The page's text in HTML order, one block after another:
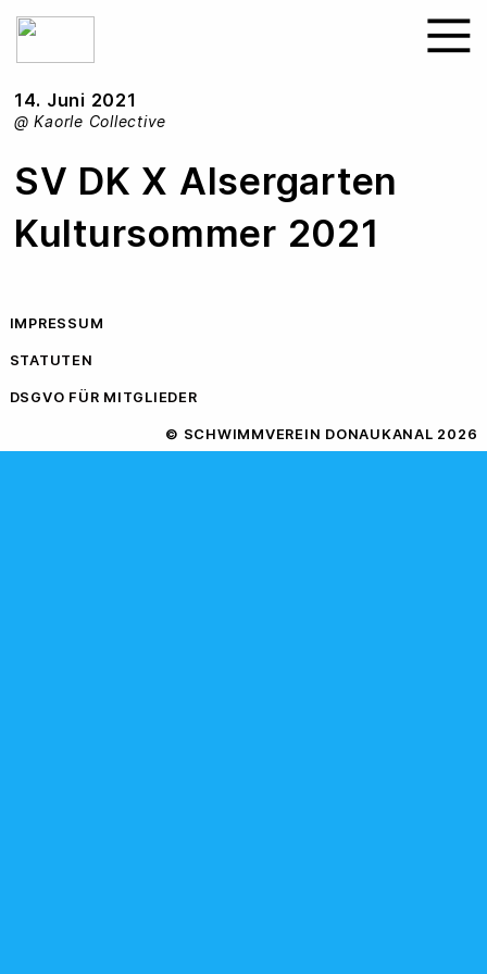
︎
14. Juni 2021
@ Kaorle Collective
SV DK X Alsergarten
Kultursommer 2021
IMPRESSUM
STATUTEN
DSGVO FÜR MITGLIEDER
© SCHWIMMVEREIN DONAUKANAL 2026